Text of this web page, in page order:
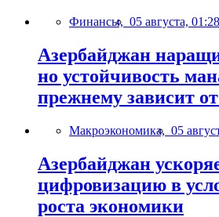
Финансы, 05 августа, 01:28
Азербайджан
но устойчивость
прежнему зависит
Макроэкономика, 05
Азербайджан
цифровизацию в
роста экономики